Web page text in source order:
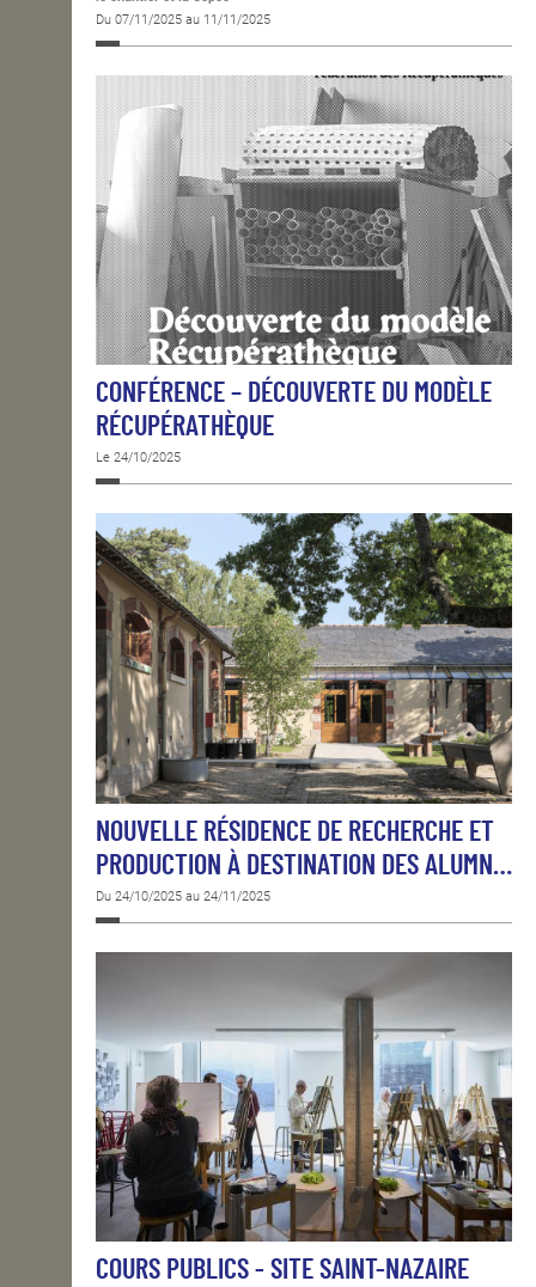
Du 07/11/2025 au 11/11/2025
CONFÉRENCE – DÉCOUVERTE DU MODÈLE
RÉCUPÉRATHÈQUE
Le 24/10/2025
NOUVELLE RÉSIDENCE DE RECHERCHE ET
PRODUCTION À DESTINATION DES ALUMN…
Du 24/10/2025 au 24/11/2025
COURS PUBLICS - SITE SAINT-NAZAIRE